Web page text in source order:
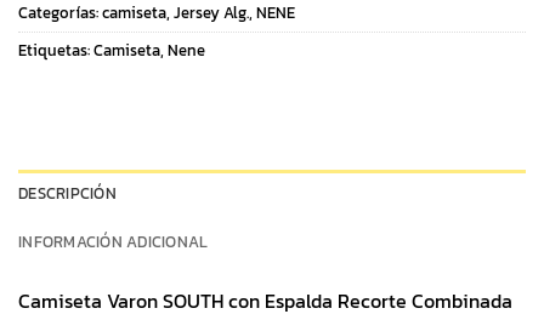
Categorías:camiseta, Jersey Alg., NENE
Etiquetas:Camiseta, Nene
DESCRIPCIÓN
INFORMACIÓN ADICIONAL
Camiseta Varon SOUTH con Espalda Recorte Combinada